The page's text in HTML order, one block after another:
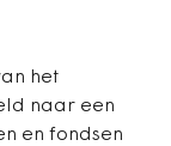
het
naar een
en fondsen